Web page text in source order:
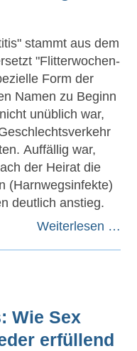
stammt aus dem
"Flitterwochen-
Form der
Namen zu Beginn
unüblich war,
Auffällig war,
der Heirat die
(Harnwegsinfekte)
deutlich anstieg.
Weiterlesen …
Wie Sex
erfüllend